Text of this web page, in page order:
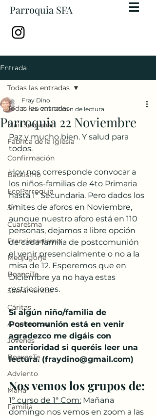
Parroquia SFA
Entrada
Todas las entradas
Mail Semanal
Fábrica de la Iglesia
Confirmación
Bautismo
EcoParroquia
5+1
Cuaresma
Franciscanismo
Medjugorje
BoanoiTe
Sacramentos
Cáritas
Arquitectura
Jóvenes
BoaxenTe
Adviento
María
Familia
Todas las entradas
Parroquia 22 Noviembre
Fray Dino
21 nov 2020 2 min de lectura
Paz y mucho bien. Y salud para
todos.
Hoy nos corresponde convocar a
los niños-familias de 4to Primaria
hasta 1º Secundaria. Pero dados los
límites de aforos en Noviembre,
aunque nuestro aforo está en 110
personas, dejamos a libre opción
de cada familia de postcomunión
el venir presencialmente o no a la
misa de 12. Esperemos que en
Diciembre ya no haya estas
restricciones.
Si algún niño/familia de
Postcomunión está en venir
agradezco me digáis con
anterioridad si queréis leer una
lectura. (fraydino@gmail.com)
Nos vemos los grupos de:
1º curso de 1ª Com: Mañana
domingo nos vemos en zoom a las